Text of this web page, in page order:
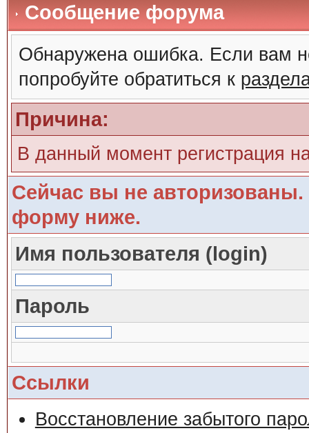
Сообщение форума
Обнаружена ошибка. Если вам
попробуйте обратиться к
Причина:
В данный момент регистрация
Сейчас вы не авторизованы.
форму ниже.
Имя пользователя (login)
Пароль
Ссылки
Восстановление забытого